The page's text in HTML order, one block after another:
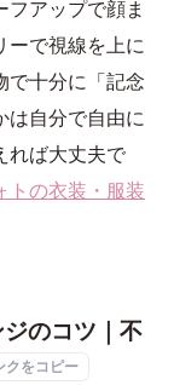
フアップで顔ま
ーで視線を上に
で十分に「記念
は自分で自由に
れば大丈夫で
トの衣装・服装
のコツ｜不
クをコピー